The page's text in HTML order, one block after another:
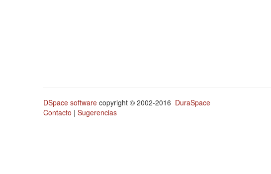
DSpace software copyright © 2002-2016 DuraSpace
Contacto | Sugerencias